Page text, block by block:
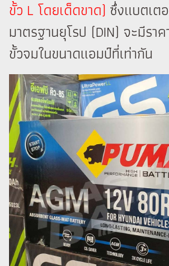
ขั้ว L โดยเด็ดขาด) ซึ่งแบตเต
มาตรฐานยุโรป (DIN) จะมีรา
ขั้วจมในขนาดแอมป์ที่เท่ากัน